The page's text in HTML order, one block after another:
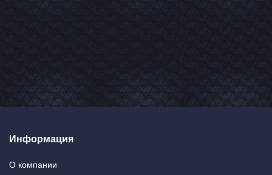
Информация
О компании